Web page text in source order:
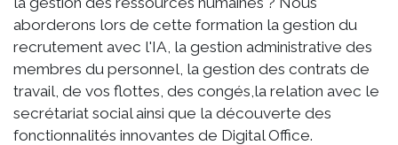
aborderons lors de cette formation la gestion du
recrutement avec l'IA, la gestion administrative des
membres du personnel, la gestion des contrats de
travail, de vos flottes, des congés,la relation avec le
secrétariat social ainsi que la découverte des
fonctionnalités innovantes de Digital Office.